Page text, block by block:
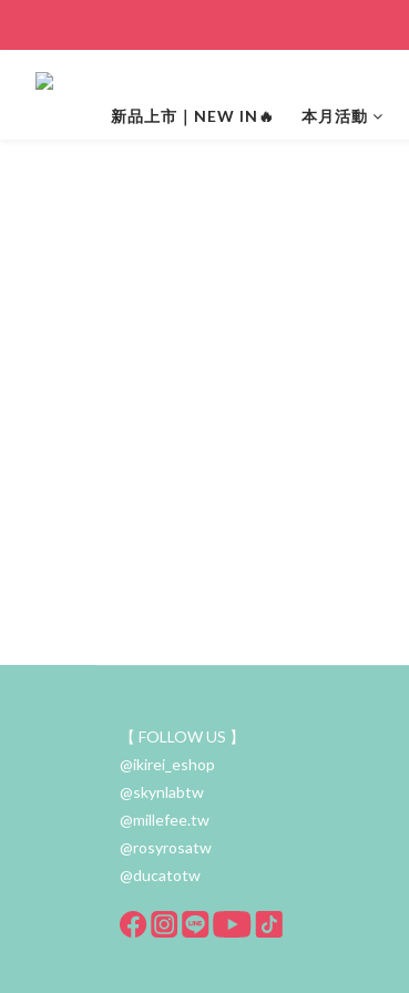
新品上市｜NEW IN🔥 本月活動
【 FOLLOW US 】
@ikirei_eshop
@skynlabtw
@millefee.tw
@rosyrosatw
@ducatotw